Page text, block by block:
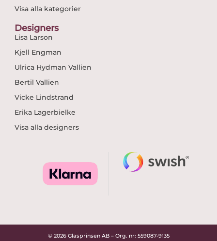
Visa alla kategorier
Designers
Lisa Larson
Kjell Engman
Ulrica Hydman Vallien
Bertil Vallien
Vicke Lindstrand
Erika Lagerbielke
Visa alla designers
© 2026 Glasprinsen AB – Org. nr: 559087-9135